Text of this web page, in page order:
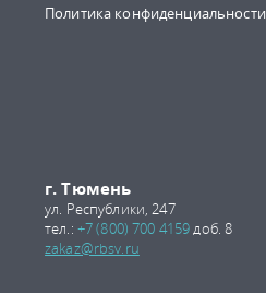
Политика конфиденциальности
г. Тюмень
ул. Республики, 247
тел.: +7 (800) 700 4159доб. 8
zakaz@rbsv.ru